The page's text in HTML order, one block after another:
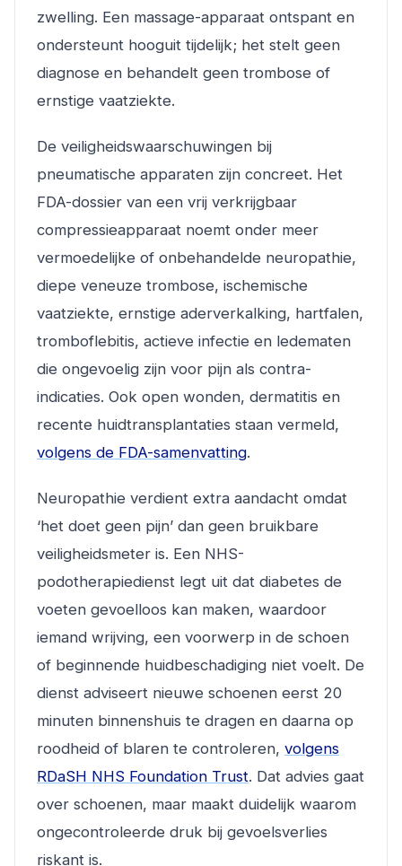
zwelling. Een massage-apparaat ontspant en
ondersteunt hooguit tijdelijk; het stelt geen
diagnose en behandelt geen trombose of
ernstige vaatziekte.
De veiligheidswaarschuwingen bij
pneumatische apparaten zijn concreet. Het
FDA-dossier van een vrij verkrijgbaar
compressieapparaat noemt onder meer
vermoedelijke of onbehandelde neuropathie,
diepe veneuze trombose, ischemische
vaatziekte, ernstige aderverkalking, hartfalen,
tromboflebitis, actieve infectie en ledematen
die ongevoelig zijn voor pijn als contra-
indicaties. Ook open wonden, dermatitis en
recente huidtransplantaties staan vermeld,
volgens de FDA-samenvatting.
Neuropathie verdient extra aandacht omdat
‘het doet geen pijn’ dan geen bruikbare
veiligheidsmeter is. Een NHS-
podotherapiedienst legt uit dat diabetes de
voeten gevoelloos kan maken, waardoor
iemand wrijving, een voorwerp in de schoen
of beginnende huidbeschadiging niet voelt. De
dienst adviseert nieuwe schoenen eerst 20
minuten binnenshuis te dragen en daarna op
roodheid of blaren te controleren, volgens
RDaSH NHS Foundation Trust. Dat advies gaat
over schoenen, maar maakt duidelijk waarom
ongecontroleerde druk bij gevoelsverlies
riskant is.